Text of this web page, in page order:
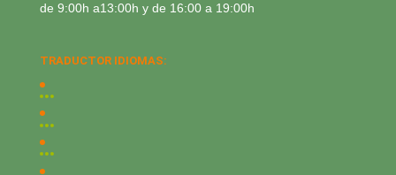
de 9:00h a13:00h y de 16:00 a 19:00h
TRADUCTOR IDIOMAS: